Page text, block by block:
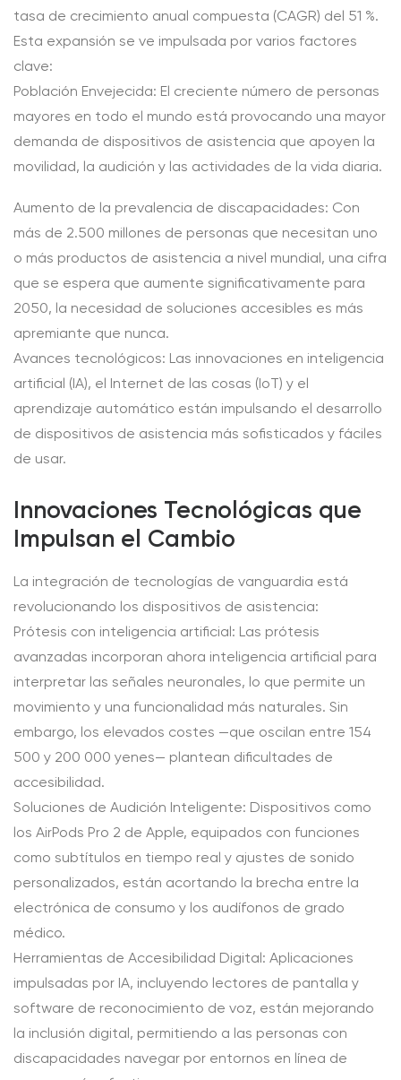
tasa de crecimiento anual compuesta (CAGR) del 51 %.
Esta expansión se ve impulsada por varios factores
clave:
Población Envejecida: El creciente número de personas
mayores en todo el mundo está provocando una mayor
demanda de dispositivos de asistencia que apoyen la
movilidad, la audición y las actividades de la vida diaria.
Aumento de la prevalencia de discapacidades: Con
más de 2.500 millones de personas que necesitan uno
o más productos de asistencia a nivel mundial, una cifra
que se espera que aumente significativamente para
2050, la necesidad de soluciones accesibles es más
apremiante que nunca.
Avances tecnológicos: Las innovaciones en inteligencia
artificial (IA), el Internet de las cosas (IoT) y el
aprendizaje automático están impulsando el desarrollo
de dispositivos de asistencia más sofisticados y fáciles
de usar.
Innovaciones Tecnológicas que
Impulsan el Cambio
La integración de tecnologías de vanguardia está
revolucionando los dispositivos de asistencia:
Prótesis con inteligencia artificial: Las prótesis
avanzadas incorporan ahora inteligencia artificial para
interpretar las señales neuronales, lo que permite un
movimiento y una funcionalidad más naturales. Sin
embargo, los elevados costes —que oscilan entre 154
500 y 200 000 yenes— plantean dificultades de
accesibilidad.
Soluciones de Audición Inteligente: Dispositivos como
los AirPods Pro 2 de Apple, equipados con funciones
como subtítulos en tiempo real y ajustes de sonido
personalizados, están acortando la brecha entre la
electrónica de consumo y los audífonos de grado
médico.
Herramientas de Accesibilidad Digital: Aplicaciones
impulsadas por IA, incluyendo lectores de pantalla y
software de reconocimiento de voz, están mejorando
la inclusión digital, permitiendo a las personas con
discapacidades navegar por entornos en línea de